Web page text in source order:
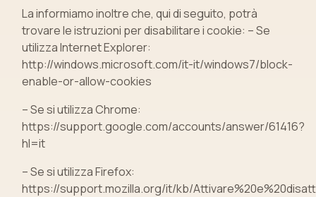
La informiamo inoltre che, qui di seguito, potrà
trovare le istruzioni per disabilitare i cookie: – Se
utilizza Internet Explorer:
http://windows.microsoft.com/it-it/windows7/block-
enable-or-allow-cookies
– Se si utilizza Chrome:
https://support.google.com/accounts/answer/61416?
hl=it
– Se si utilizza Firefox:
https://support.mozilla.org/it/kb/